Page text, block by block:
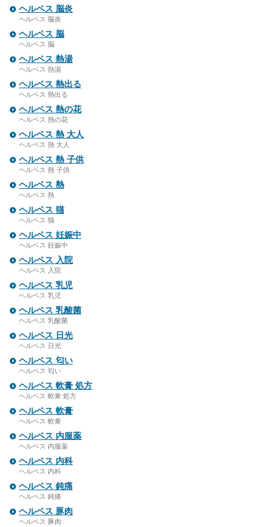
ヘルペス 脳炎
ヘルペス 脳炎
ヘルペス 脳
ヘルペス 脳
ヘルペス 熱湯
ヘルペス 熱湯
ヘルペス 熱出る
ヘルペス 熱出る
ヘルペス 熱の花
ヘルペス 熱の花
ヘルペス 熱 大人
ヘルペス 熱 大人
ヘルペス 熱 子供
ヘルペス 熱 子供
ヘルペス 熱
ヘルペス 熱
ヘルペス 猫
ヘルペス 猫
ヘルペス 妊娠中
ヘルペス 妊娠中
ヘルペス 入院
ヘルペス 入院
ヘルペス 乳児
ヘルペス 乳児
ヘルペス 乳酸菌
ヘルペス 乳酸菌
ヘルペス 日光
ヘルペス 日光
ヘルペス 匂い
ヘルペス 匂い
ヘルペス 軟膏 処方
ヘルペス 軟膏 処方
ヘルペス 軟膏
ヘルペス 軟膏
ヘルペス 内服薬
ヘルペス 内服薬
ヘルペス 内科
ヘルペス 内科
ヘルペス 鈍痛
ヘルペス 鈍痛
ヘルペス 豚肉
ヘルペス 豚肉